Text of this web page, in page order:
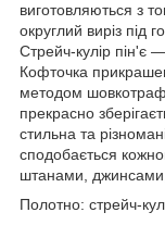
виготовляються з
округлий виріз під
Стрейч-кулір пін'є
Кофточка
методом
прекрасно
стильна та
сподобається
штанами,
Полотно: стрейч-